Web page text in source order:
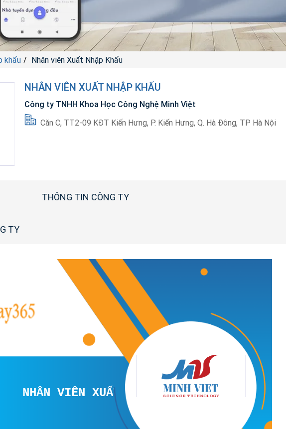
khẩu Nhân viên Xuất Nhập Khẩu
NHÂN VIÊN XUẤT NHẬP KHẨU
Công ty TNHH Khoa Học Công Nghệ Minh Việt
Căn C, TT2-09 KĐT Kiến Hưng, P. Kiến Hưng, Q. Hà Đông, TP Hà Nội
THÔNG TIN CÔNG TY
TY
NHÂN VIÊN XUẤT NHẬP KHẨU